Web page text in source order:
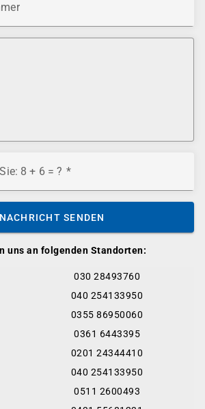
uns an folgenden Standorten:
030 28493760
040 254133950
0355 86950060
0361 6443395
0201 24344410
040 254133950
0511 2600493
8 + 6 = ?
NACHRICHT SENDEN